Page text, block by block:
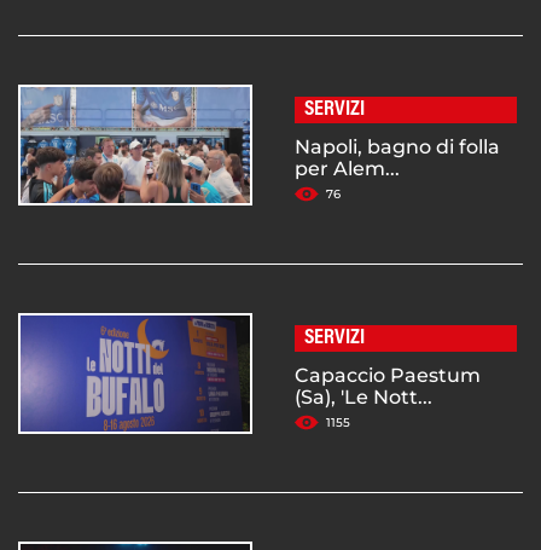
SERVIZI
Napoli, bagno di folla
per Alem...
76
SERVIZI
Capaccio Paestum
(Sa), 'Le Nott...
1155